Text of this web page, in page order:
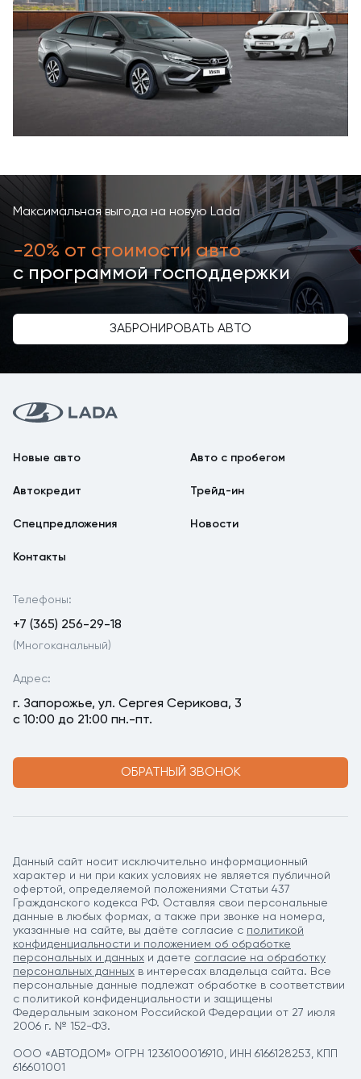
Максимальная выгода на новую Lada
-20% от стоимости авто
с программой господдержки
ЗАБРОНИРОВАТЬ АВТО
Новые авто Авто с пробегом
Автокредит Трейд-ин
Спецпредложения Новости
Контакты
Телефоны:
+7 (365) 256-29-18
(Многоканальный)
Адрес:
г. Запорожье, ул. Сергея Серикова, 3
с 10:00 до 21:00 пн.-пт.
ОБРАТНЫЙ ЗВОНОК
Данный сайт носит исключительно информационный
характер и ни при каких условиях не является публичной
офертой, определяемой положениями Статьи 437
Гражданского кодекса РФ. Оставляя свои персональные
данные в любых формах, а также при звонке на номера,
указанные на сайте, вы даёте согласие c политикой
конфиденциальности и положением об обработке
персональных и данных и даете согласие на обработку
персональных данных в интересах владельца сайта. Все
персональные данные подлежат обработке в соответствии
с политикой конфиденциальности и защищены
Федеральным законом Российской Федерации от 27 июля
2006 г. № 152-ФЗ.
ООО «АВТОДОМ» ОГРН 1236100016910, ИНН 6166128253, КПП
616601001